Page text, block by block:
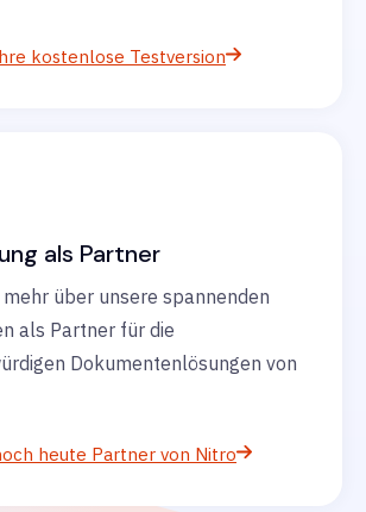
kostenlose Testversion
als Partner
über unsere spannenden
als Partner für die
Dokumentenlösungen von
heute Partner von Nitro